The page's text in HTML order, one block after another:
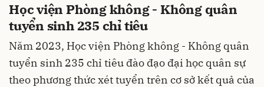
Học viện Phòng không - Không quân
tuyển sinh 235 chỉ tiêu
Năm 2023, Học viện Phòng không - Không quân
tuyển sinh 235 chỉ tiêu đào đạo đại học quân sự
theo phương thức xét tuyển trên cơ sở kết quả của